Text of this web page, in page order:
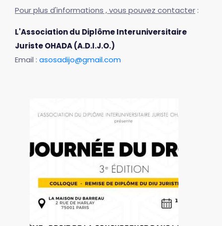
Pour plus d'informations , vous pouvez contacter :
L'Association du Diplôme Interuniversitaire
Juriste OHADA (A.D.I.J.O.)
Email : asosadijo@gmail.com